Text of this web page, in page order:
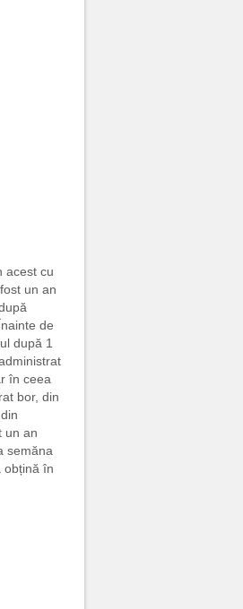
acest cu
un an
de
după 1
în ceea
bor, din
un an
semăna
obțină în